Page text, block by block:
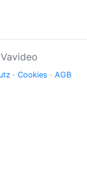
Vavideo
· Cookies · AGB